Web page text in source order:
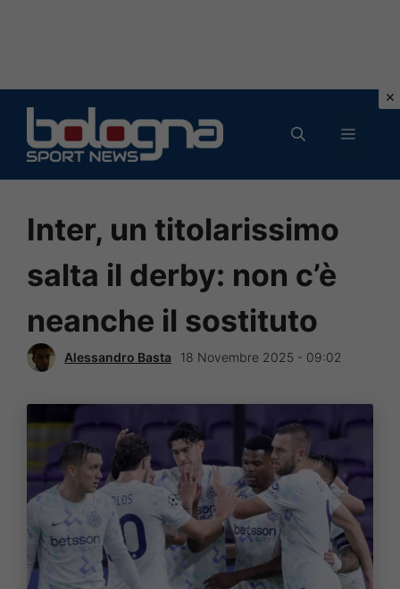
contenuto
MENU
Inter, un titolarissimo
salta il derby: non c’è
neanche il sostituto
Alessandro Basta 18 Novembre 2025 - 09:02